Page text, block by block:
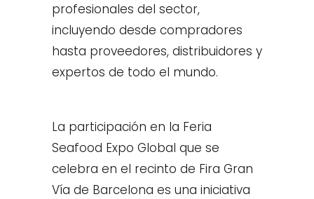
profesionales del sector,
incluyendo desde compradores
hasta proveedores, distribuidores y
expertos de todo el mundo.
La participación en la Feria
Seafood Expo Global que se
celebra en el recinto de Fira Gran
Vía de Barcelona es una iniciativa